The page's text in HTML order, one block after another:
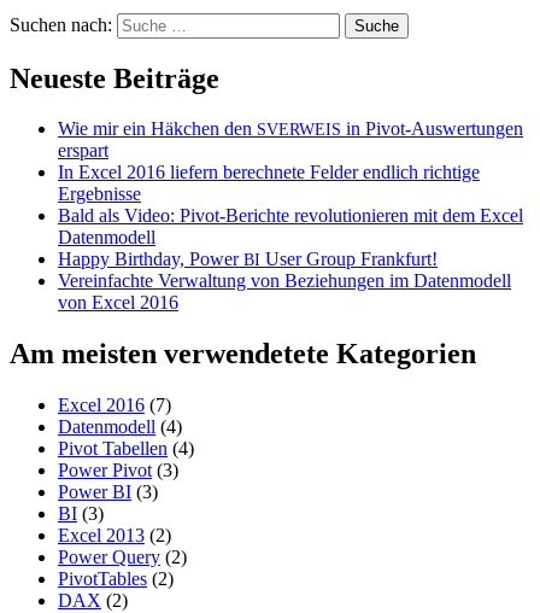
Suchen nach:
Neueste Beiträge
Wie mir ein Häkchen den SVERWEIS in Pivot-Auswertungen
erspart
In Excel 2016 liefern berechnete Felder endlich richtige
Ergebnisse
Bald als Video: Pivot-Berichte revolutionieren mit dem Excel
Datenmodell
Happy Birthday, PowerBI User Group Frankfurt!
Vereinfachte Verwaltung von Beziehungen im Datenmodell
von Excel 2016
Am meisten verwendetete Kategorien
Excel 2016 (7)
Datenmodell (4)
Pivot Tabellen (4)
Power Pivot (3)
Power BI (3)
BI (3)
Excel 2013 (2)
Power Query (2)
PivotTables (2)
DAX (2)